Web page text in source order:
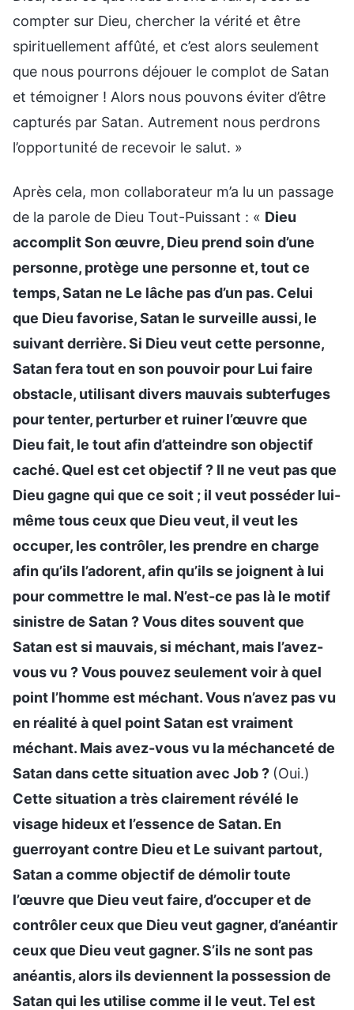
compter sur Dieu, chercher la vérité et être
spirituellement affûté, et c’est alors seulement
que nous pourrons déjouer le complot de Satan
et témoigner ! Alors nous pouvons éviter d’être
capturés par Satan. Autrement nous perdrons
l’opportunité de recevoir le salut. »
Après cela, mon collaborateur m’a lu un passage
de la parole de Dieu Tout-Puissant : « Dieu
accomplit Son œuvre, Dieu prend soin d’une
personne, protège une personne et, tout ce
temps, Satan ne Le lâche pas d’un pas. Celui
que Dieu favorise, Satan le surveille aussi, le
suivant derrière. Si Dieu veut cette personne,
Satan fera tout en son pouvoir pour Lui faire
obstacle, utilisant divers mauvais subterfuges
pour tenter, perturber et ruiner l’œuvre que
Dieu fait, le tout afin d’atteindre son objectif
caché. Quel est cet objectif ? Il ne veut pas que
Dieu gagne qui que ce soit ; il veut posséder lui-
même tous ceux que Dieu veut, il veut les
occuper, les contrôler, les prendre en charge
afin qu’ils l’adorent, afin qu’ils se joignent à lui
pour commettre le mal. N’est-ce pas là le motif
sinistre de Satan ? Vous dites souvent que
Satan est si mauvais, si méchant, mais l’avez-
vous vu ? Vous pouvez seulement voir à quel
point l’homme est méchant. Vous n’avez pas vu
en réalité à quel point Satan est vraiment
méchant. Mais avez-vous vu la méchanceté de
Satan dans cette situation avec Job ? (Oui.)
Cette situation a très clairement révélé le
visage hideux et l’essence de Satan. En
guerroyant contre Dieu et Le suivant partout,
Satan a comme objectif de démolir toute
l’œuvre que Dieu veut faire, d’occuper et de
contrôler ceux que Dieu veut gagner, d’anéantir
ceux que Dieu veut gagner. S’ils ne sont pas
anéantis, alors ils deviennent la possession de
Satan qui les utilise comme il le veut. Tel est